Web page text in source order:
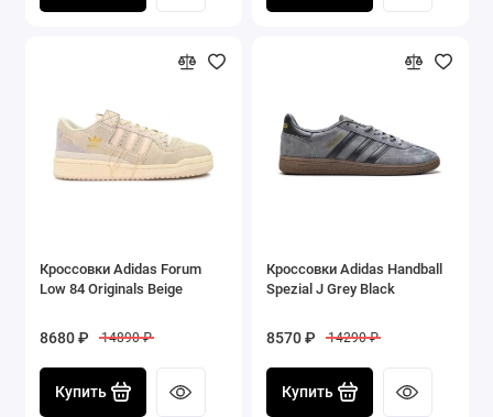
Кроссовки Adidas Forum
Low 84 Originals Beige
8680 ₽ 14890 ₽
Купить
Кроссовки Adidas Handball
Spezial J Grey Black
8570 ₽ 14290 ₽
Купить